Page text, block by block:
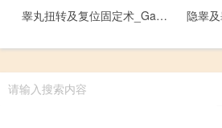
睾丸扭转及复位固定术_Gao Wan Niu Zhuan Ji Fu Wei Gu Ding Shu
请输入搜索内容